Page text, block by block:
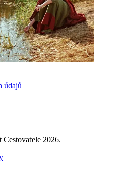
údajů
2026.